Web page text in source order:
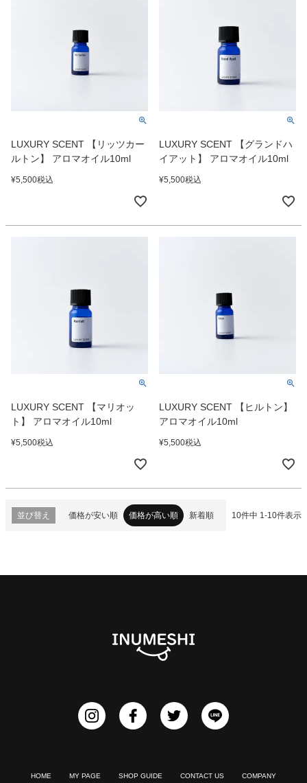
LUXURY SCENT 【リッツカー
ルトン】 アロマオイル10ml
¥5,500税込
LUXURY SCENT 【グランドハ
イアット】 アロマオイル10ml
¥5,500税込
LUXURY SCENT 【マリオッ
ト】 アロマオイル10ml
¥5,500税込
LUXURY SCENT 【ヒルトン】
アロマオイル10ml
¥5,500税込
並び替え 価格が安い順 価格が高い順 新着順 10件中 1-10件表示
HOME MY PAGE SHOP GUIDE CONTACT US COMPANY